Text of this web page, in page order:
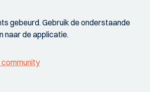
gebeurd. Gebruik de onderstaande
naar de applicatie.
community